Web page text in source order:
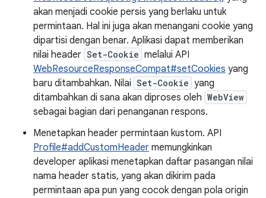
akan menjadi cookie persis yang berlaku untuk
permintaan. Hal ini juga akan menangani cookie yang
dipartisi dengan benar. Aplikasi dapat memberikan
nilai header Set-Cookie melalui API
WebResourceResponseCompat#setCookies yang
baru ditambahkan. Nilai Set-Cookie yang
ditambahkan di sana akan diproses oleh WebView
sebagai bagian dari penanganan respons.
Menetapkan header permintaan kustom. API
Profile#addCustomHeader memungkinkan
developer aplikasi menetapkan daftar pasangan nilai
nama header statis, yang akan dikirim pada
permintaan apa pun yang cocok dengan pola origin